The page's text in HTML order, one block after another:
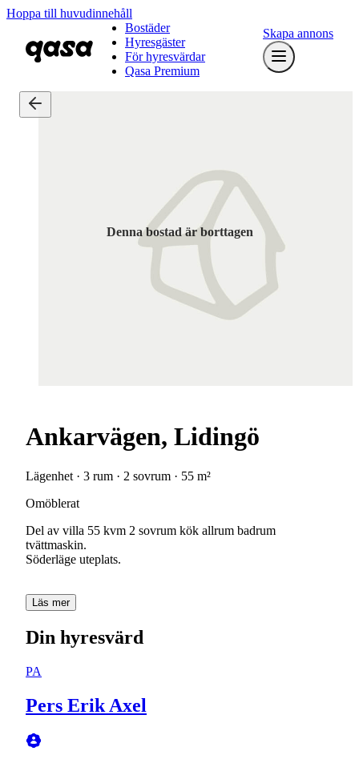
Hoppa till huvudinnehåll
Bostäder
Hyresgäster
För hyresvärdar
Qasa Premium
Skapa annons
Denna bostad är borttagen
Ankarvägen, Lidingö
Lägenhet · 3 rum · 2 sovrum · 55 m²
Omöblerat
Del av villa 55 kvm 2 sovrum kök allrum badrum
tvättmaskin.
Söderläge uteplats.
Läs mer
Din hyresvärd
PA
Pers Erik Axel